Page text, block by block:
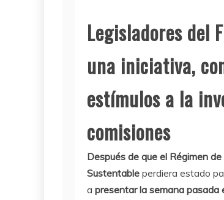
Legisladores del
una iniciativa,
estímulos a la
comisiones
Después de que el Régimen
Sustentable perdiera estado
a presentar la semana pasada